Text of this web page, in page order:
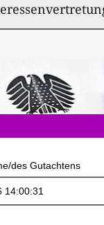
des Gutachtens